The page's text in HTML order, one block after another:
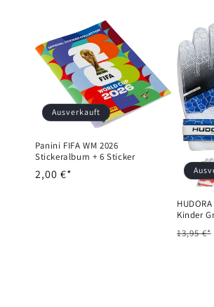
Ausverkauft
Panini FIFA WM 2026
Stickeralbum + 6 Sticker
Normaler
2,00 €*
Kinder
13,95 €*